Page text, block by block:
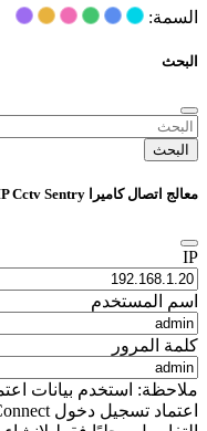
السمة:
البحث
البحث
معالج اتصال كاميرا IP Cctv Sentry
IP
اسم المستخدم
كلمة المرور
ملاحظة: استخدم بيانات